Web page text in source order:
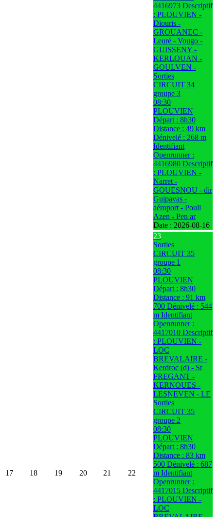
4416973 Descriptif
: PLOUVIEN -
Diouris -
GROUANEC -
Leuré - Vougo -
GUISSENY -
KERLOUAN -
GOULVEN -
Sorties
CIRCUIT 34
groupe 3
08:30
PLOUVIEN
Départ : 8h30
Distance : 49 km
Dénivelé : 268 m
Identifiant
Openrunner :
4416980 Descriptif
: PLOUVIEN -
Narret -
GOUESNOU - dir
Guipavas -
aéroport - Poull
Azen - Pen ar
Date : 2026-08-16
17 18 19 20 21 22
23
Sorties
CIRCUIT 35
groupe 1
08:30
PLOUVIEN
Départ : 8h30
Distance : 91 km
700 Dénivelé : 544
m Identifiant
Openrunner :
4417010 Descriptif
: PLOUVIEN -
LOC
BREVALAIRE -
Kerdroc (d) - St
FREGANT -
KERNOUES -
LESNEVEN - LE
Sorties
CIRCUIT 35
groupe 2
08:30
PLOUVIEN
Départ : 8h30
Distance : 83 km
500 Dénivelé : 687
m Identifiant
Openrunner :
4417015 Descriptif
: PLOUVIEN -
LOC